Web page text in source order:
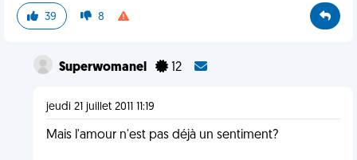
39 8
Superwomanel 12
jeudi 21 juillet 2011 11:19
Mais l'amour n'est pas déjà un sentiment?